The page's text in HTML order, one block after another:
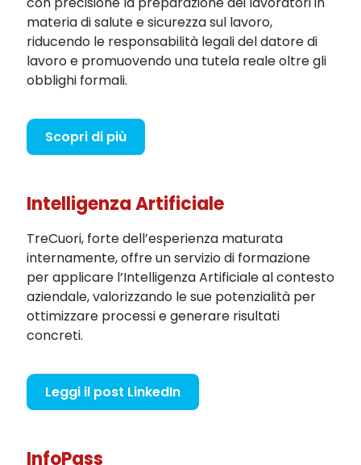
materia di salute e sicurezza sul lavoro,
riducendo le responsabilità legali del datore di
lavoro e promuovendo una tutela reale oltre gli
obblighi formali.
Scopri di più
Intelligenza Artificiale
TreCuori, forte dell’esperienza maturata
internamente, offre un servizio di formazione
per applicare l’Intelligenza Artificiale al contesto
aziendale, valorizzando le sue potenzialità per
ottimizzare processi e generare risultati
concreti.
Leggi il post LinkedIn
InfoPass